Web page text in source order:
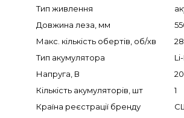
Тип живлення
Довжина леза, мм
Макс. кількість обертів, об/хв
Тип акумулятора
Напруга, В
20
Кількість акумуляторів, шт
1
Країна реєстрації бренду